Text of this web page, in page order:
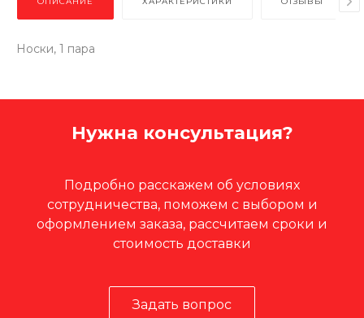
Носки, 1 пара
Нужна консультация?
Подробно расскажем об условиях
сотрудничества, поможем с выбором и
оформлением заказа, рассчитаем сроки и
стоимость доставки
Задать вопрос